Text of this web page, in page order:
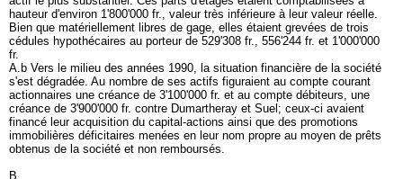
hauteur d'environ 1'800'000 fr., valeur très inférieure à leur valeur réelle.
Bien que matériellement libres de gage, elles étaient grevées de trois
cédules hypothécaires au porteur de 529'308 fr., 556'244 fr. et 1'000'000
fr.
A.b Vers le milieu des années 1990, la situation financière de la société
s'est dégradée. Au nombre de ses actifs figuraient au compte courant
actionnaires une créance de 3'100'000 fr. et au compte débiteurs, une
créance de 3'900'000 fr. contre Dumartheray et Suel; ceux-ci avaient
financé leur acquisition du capital-actions ainsi que des promotions
immobilières déficitaires menées en leur nom propre au moyen de prêts
obtenus de la société et non remboursés.
B.